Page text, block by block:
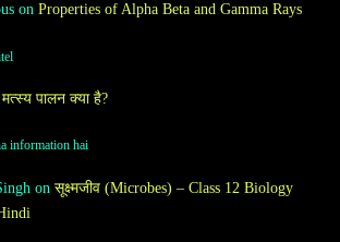
on Properties of Alpha Beta and Gamma Rays
मत्स्य पालन क्या है?
information hai
on सूक्ष्मजीव (Microbes) – Class 12 Biology